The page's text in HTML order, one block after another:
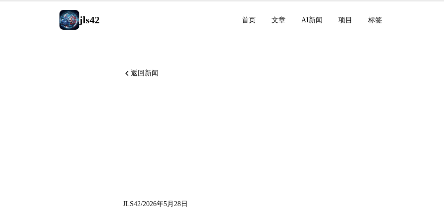
jls42 首页 文章 AI新闻 项目 标签
返回新闻
JLS42/2026年5月28日